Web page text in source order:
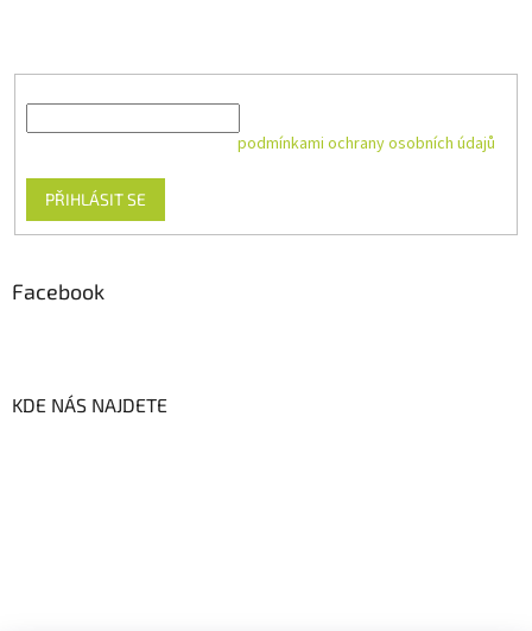
podmínkami ochrany osobních údajů
PŘIHLÁSIT SE
Facebook
KDE NÁS NAJDETE